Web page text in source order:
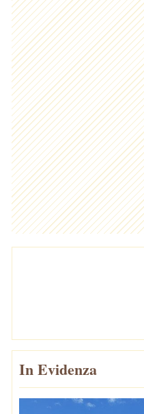
In Evidenza